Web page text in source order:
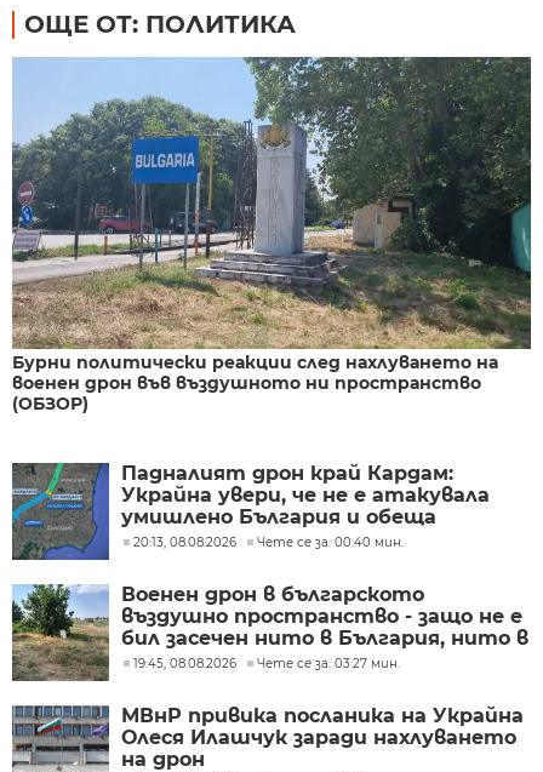
ОЩЕ ОТ: ПОЛИТИКА
Бурни политически реакции след нахлуването на
военен дрон във въздушното ни пространство
(ОБЗОР)
Падналият дрон край Кардам:
Украйна увери, че не е атакувала
умишлено България и обеща
разследване
20:13, 08.08.2026 Чете се за: 00:40 мин.
Военен дрон в българското
въздушно пространство - защо не е
бил засечен нито в България, нито в
Румъния?
19:45, 08.08.2026 Чете се за: 03:27 мин.
МВнР привика посланика на Украйна
Олеся Илашчук заради нахлуването
на дрон